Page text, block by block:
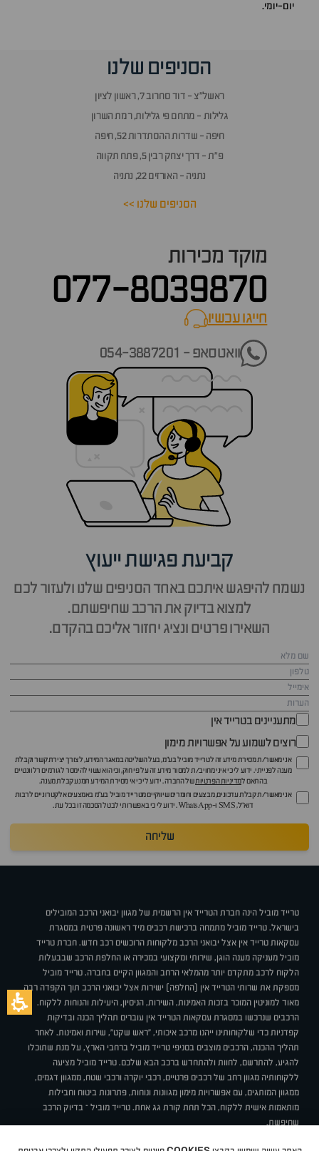
יום-יומי.
הסניפים שלנו
ראשל״צ - דוד סחרוב 7, ראשון לציון
גלילות - מתחם פי גלילות, רמת השרון
חיפה - שדרות ההסתדרות 52, חיפה
פ״ת - דרך יצחק רבין 5, פתח תקווה
נתניה - האורזים 22, נתניה
הסניפים שלנו >>
מוקד מכירות
077-8039870
חייגו עכשיוcall now
וואטסאפ - 054-3887201
קביעת פגישת ייעוץ
נשמח להיפגש איתכם באחד הסניפים שלנו ולעזור לכם
למצוא בדיוק את הרכב שחיפשתם.
השאירו פרטים ונציג יחזור אליכם בהקדם.
מתעניינים בטרייד אין
רוצים לשמוע על אפשרויות מימון
אני מאשר/ת מסירת מידע זה לטרייד מוביל בע"מ, בעל השליטה במאגר המידע, לצורך יצירת קשר וקבלת
מענה לפנייתי. ידוע לי כי איני מחויב/ת למסור מידע זה על פי חוק, וכי הוא עשוי להימסר לגורמים רלוונטיים
בהתאם למדיניות הפרטיותשל החברה. ידוע לי כי אי מסירת המידע תמנע קבלת מענה.
אני מאשר/ת קבלת עדכונים, מבצעים וחומרים שיווקיים מטרייד מוביל בע"מ באמצעים אלקטרוניים לרבות
דוא״ל, SMS ו-WhatsApp. ידוע לי כי באפשרותי לבטל הסכמה זו בכל עת.
שליחה
טרייד מוביל הינה חברת הטרייד אין הרשמית של מגוון יבואני הרכב המובילים
בישראל. טרייד מוביל מתמחה ברכישת רכבים מיד ראשונה פרטית במסגרת
עסקאות טרייד אין אצל יבואני הרכב מלקוחות הרוכשים רכב חדש. חברת טרייד
מוביל מעניקה מענה הוגן, שירותי ומקצועי במכירה או החלפת הרכב שבבעלות
הלקוח לרכב מתקדם יותר מהמלאי הרחב והמגוון הקיים בחברה. טרייד מוביל
מספקת את שרותי הטרייד אין (החלפה) ישירות אצל יבואני הרכב תוך הקפדה רבה
מאוד למוניטין המוכר בזכות האמינות, השירות, הניסיון, היעילות והנוחות ללקוח.
הרכבים שנרכשו במסגרת עסקאות הטרייד אין עוברים תהליך הכנה ובדיקות
קפדניות כדי שלקוחותינו ייהנו מרכב איכותי, "ראש שקט", שירות ואמינות. לאחר
תהליך ההכנה, הרכבים מוצבים בסניפי טרייד מוביל ברחבי הארץ, על מנת שתוכלו
להגיע, להתרשם, לחוות ולהתחדש ברכב הבא שלכם. טרייד מוביל מציעה
ללקוחותיה מגוון רחב של רכבים פרטיים, רכבי יוקרה ורכבי שטח, ממגוון דגמים,
ממגוון המותגים, עם אפשרויות מימון מגוונות ונוחות, פתרונות ביטוח וחבילות
מותאמות אישית ללקוח, הכל תחת קורת גג אחת. טרייד מוביל – בדיוק הרכב
שחיפשת.